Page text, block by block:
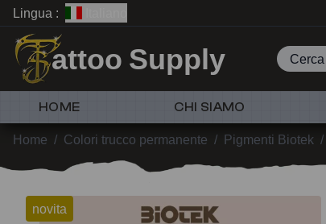
Lingua :
attoo Supply Cerca
HOME CHI SIAMO
Home / Colori trucco permanente / Pigmenti Biotek /
novita